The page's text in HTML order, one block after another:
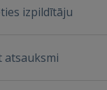
izpildītāju
atsauksmi